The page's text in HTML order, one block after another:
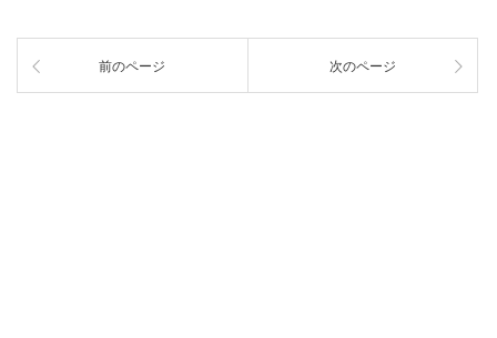
前のページ 次のページ